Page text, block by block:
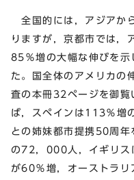
全国的には，アジアか
りますが，京都市では，
85％増の大幅な伸びを
た。国全体のアメリカの
査の本冊32ページを御覧
ば，スペインは113％増
との姉妹都市提携50周
の72，000人，イギリ
が60％増，オーストラ